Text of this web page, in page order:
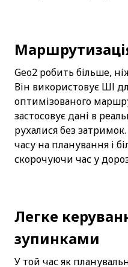
Geo2 робить більше,
Він використовує ШІ
оптимізованого
застосовує дані в
рухалися без
часу на планування і
скорочуючи час у
Легке
зупинками
У той час як